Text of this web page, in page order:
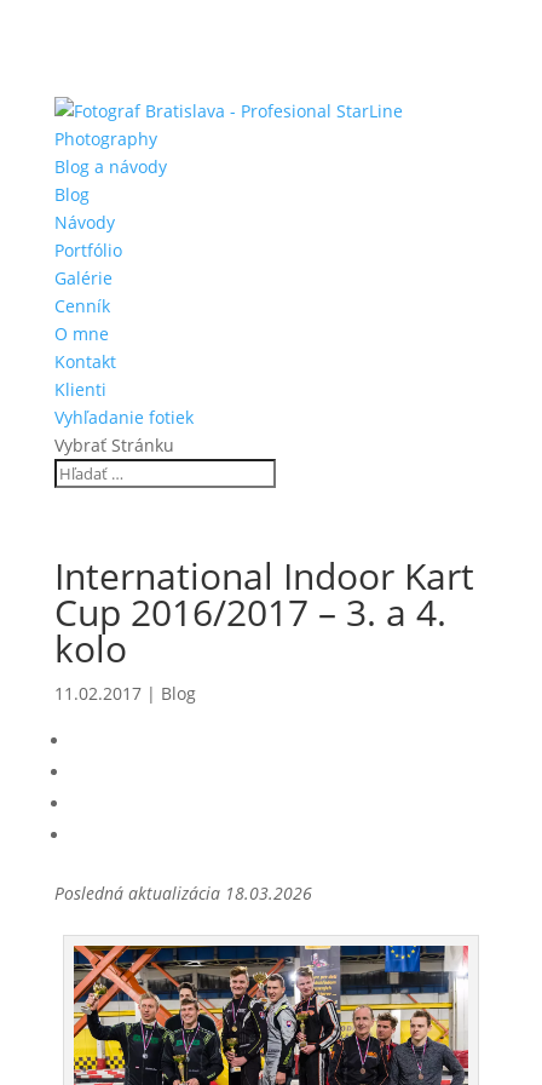
Blog a návody
Blog
Návody
Portfólio
Galérie
Cenník
O mne
Kontakt
Klienti
Vyhľadanie fotiek
Vybrať Stránku
International Indoor Kart
Cup 2016/2017 – 3. a 4.
kolo
11.02.2017| Blog
Posledná aktualizácia 18.03.2026